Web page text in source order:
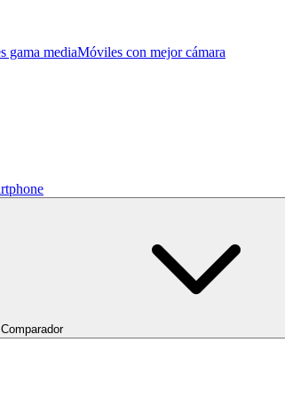
gama mediaMóviles con mejor cámara
Comparador